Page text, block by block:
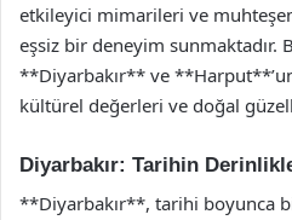
etkileyici mimarileri ve
eşsiz bir deneyim sunmaktadır.
**Diyarbakır** ve
kültürel değerleri ve doğal
Diyarbakır: Tarihin
**Diyarbakır**, tarihi boyunca